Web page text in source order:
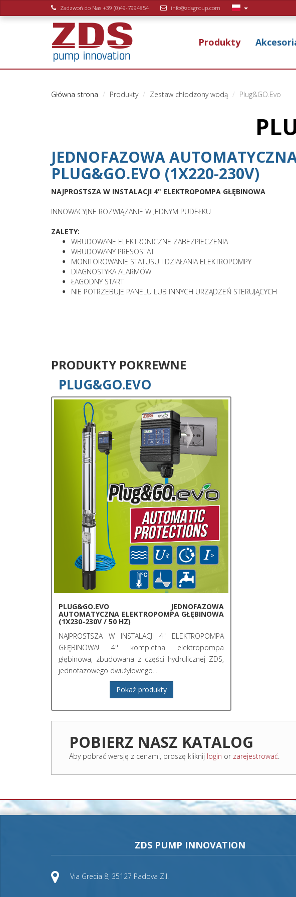
Zadzwoń do Nas +39 (0)49-7994854 info@zdsgroup.com
Produkty
Główna strona Produkty Zestaw chłodzony wodą Plug&GO.Evo
JEDNOFAZOWA
PLUG&GO.EVO (1X220-230V)
NAJPROSTSZA W INSTALACJI 4" ELEKTROPOMPA GŁĘBINOWA
INNOWACYJNE ROZWIĄZANIE W JEDNYM PUDEŁKU
ZALETY:
WBUDOWANE ELEKTRONICZNE ZABEZPIECZENIA
WBUDOWANY PRESOSTAT
MONITOROWANIE STATUSU I DZIAŁANIA ELEKTROPOMPY
DIAGNOSTYKA ALARMÓW
ŁAGODNY START
NIE POTRZEBUJE PANELU LUB INNYCH URZĄDZEŃ STERUJĄCYCH
PRODUKTY POKREWNE
PLUG&GO.EVO
PLUG&GO.EVO JEDNOFAZOWA
AUTOMATYCZNA ELEKTROPOMPA GŁĘBINOWA
(1X230-230V / 50 HZ)
NAJPROSTSZA W INSTALACJI 4" ELEKTROPOMPA
GŁĘBINOWA! 4'' kompletna elektropompa
głębinowa, zbudowana z części hydrulicznej ZDS,
jednofazowego dwużyłowego...
Pokaż produkty
POBIERZ NASZ KATALOG
Aby pobrać wersję z cenami, proszę kliknij login or zarejestrować.
ZDS PUMP INNOVATION
Via Grecia 8, 35127 Padova Z.I.